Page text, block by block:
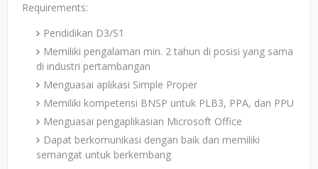
Requirements:
Pendidikan D3/S1
Memiliki pengalaman min. 2 tahun di posisi yang sama
di industri pertambangan
Menguasai aplikasi Simple Proper
Memiliki kompetensi BNSP untuk PLB3, PPA, dan PPU
Menguasai pengaplikasian Microsoft Office
Dapat berkomunikasi dengan baik dan memiliki
semangat untuk berkembang